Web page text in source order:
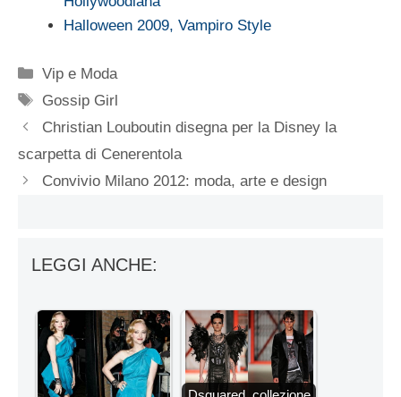
Halloween 2009, Vampiro Style
Categorie
Vip e Moda
Tag
Gossip Girl
Christian Louboutin disegna per la Disney la
scarpetta di Cenerentola
Convivio Milano 2012: moda, arte e design
LEGGI ANCHE: